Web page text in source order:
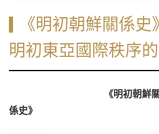
《明初朝鮮關係
明初東亞國際秩序
《明初朝鮮關
係史》